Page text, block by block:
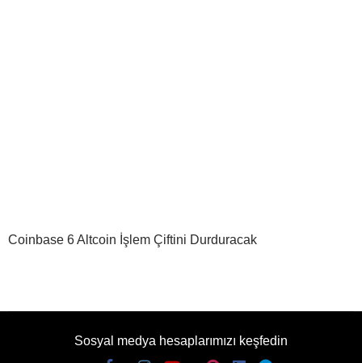
Coinbase 6 Altcoin İşlem Çiftini Durduracak
Sosyal medya hesaplarımızı keşfedin